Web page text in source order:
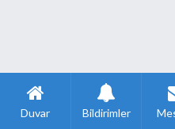
Duvar Bildirimler